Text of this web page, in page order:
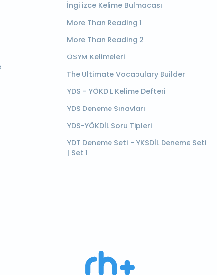
İngilizce Kelime Bulmacası
More Than Reading 1
More Than Reading 2
ÖSYM Kelimeleri
The Ultimate Vocabulary Builder
YDS - YÖKDİL Kelime Defteri
YDS Deneme Sınavları
YDS-YÖKDİL Soru Tipleri
YDT Deneme Seti - YKSDİL Deneme Seti
| Set 1